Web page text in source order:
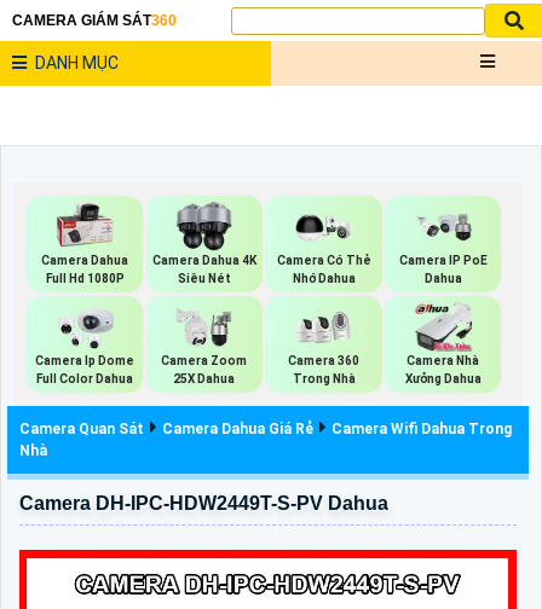
CAMERA GIÁM SÁT360
DANH MỤC
Camera Dahua
Full Hd 1080P
Camera Dahua 4K
Siêu Nét
Camera Có Thẻ
Nhớ Dahua
Camera IP PoE
Dahua
Camera Ip Dome
Full Color Dahua
Camera Zoom
25X Dahua
Camera 360
Trong Nhà
Camera Nhà
Xưởng Dahua
Camera Quan Sát Camera Dahua Giá Rẻ
Camera Wifi Dahua Trong
Nhà
Camera DH-IPC-HDW2449T-S-PV Dahua